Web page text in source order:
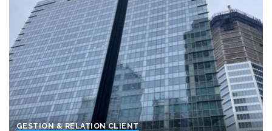
GESTION & RELATION CLIENT